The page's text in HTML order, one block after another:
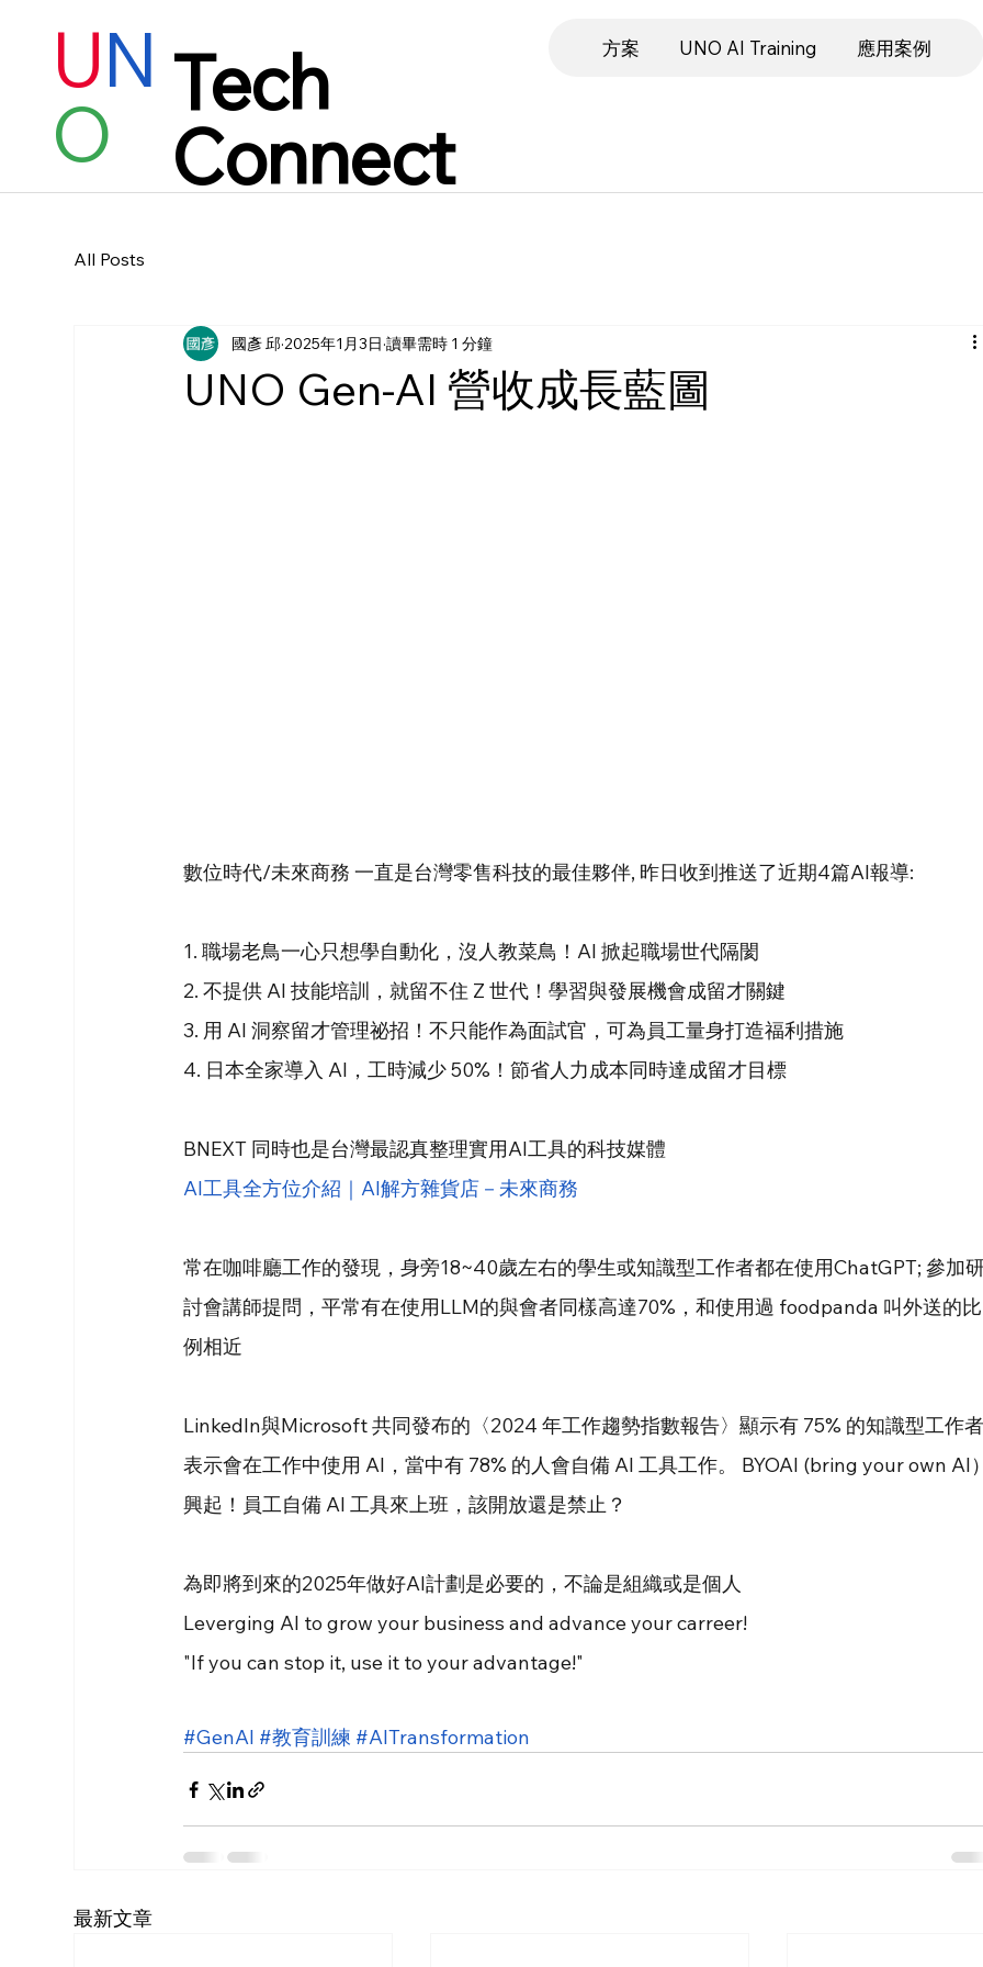
Tech
Connect
UN
O
方案 UNO AI Training 應用案例
All Posts
UNO Gen-AI 營收成長藍圖
國彥 邱2025年1月3日 讀畢需時 1 分鐘
數位時代/未來商務 一直是台灣零售科技的最佳夥伴, 昨日收到推送了近期4篇AI報導:
1. 職場老鳥一心只想學自動化，沒人教菜鳥！AI 掀起職場世代隔閡
2. 不提供 AI 技能培訓，就留不住 Z 世代！學習與發展機會成留才關鍵
3. 用 AI 洞察留才管理祕招！不只能作為面試官，可為員工量身打造福利措施
4. 日本全家導入 AI，工時減少 50%！節省人力成本同時達成留才目標
BNEXT 同時也是台灣最認真整理實用AI工具的科技媒體
AI工具全方位介紹｜AI解方雜貨店－未來商務
常在咖啡廳工作的發現，身旁18~40歲左右的學生或知識型工作者都在使用ChatGPT; 參加
討會講師提問，平常有在使用LLM的與會者同樣高達70%，和使用過 foodpanda 叫外送的比
例相近
LinkedIn與Microsoft 共同發布的〈2024 年工作趨勢指數報告〉顯示有 75% 的知識型工作
表示會在工作中使用 AI，當中有 78% 的人會自備 AI 工具工作。 BYOAI (bring your own AI
興起！員工自備 AI 工具來上班，該開放還是禁止？
為即將到來的2025年做好AI計劃是必要的，不論是組織或是個人
Leverging AI to grow your business and advance your carreer!
"If you can stop it, use it to your advantage!"
#GenAI #教育訓練 #AITransformation
最新文章